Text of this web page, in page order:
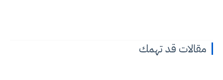
مقالات قد تهمك